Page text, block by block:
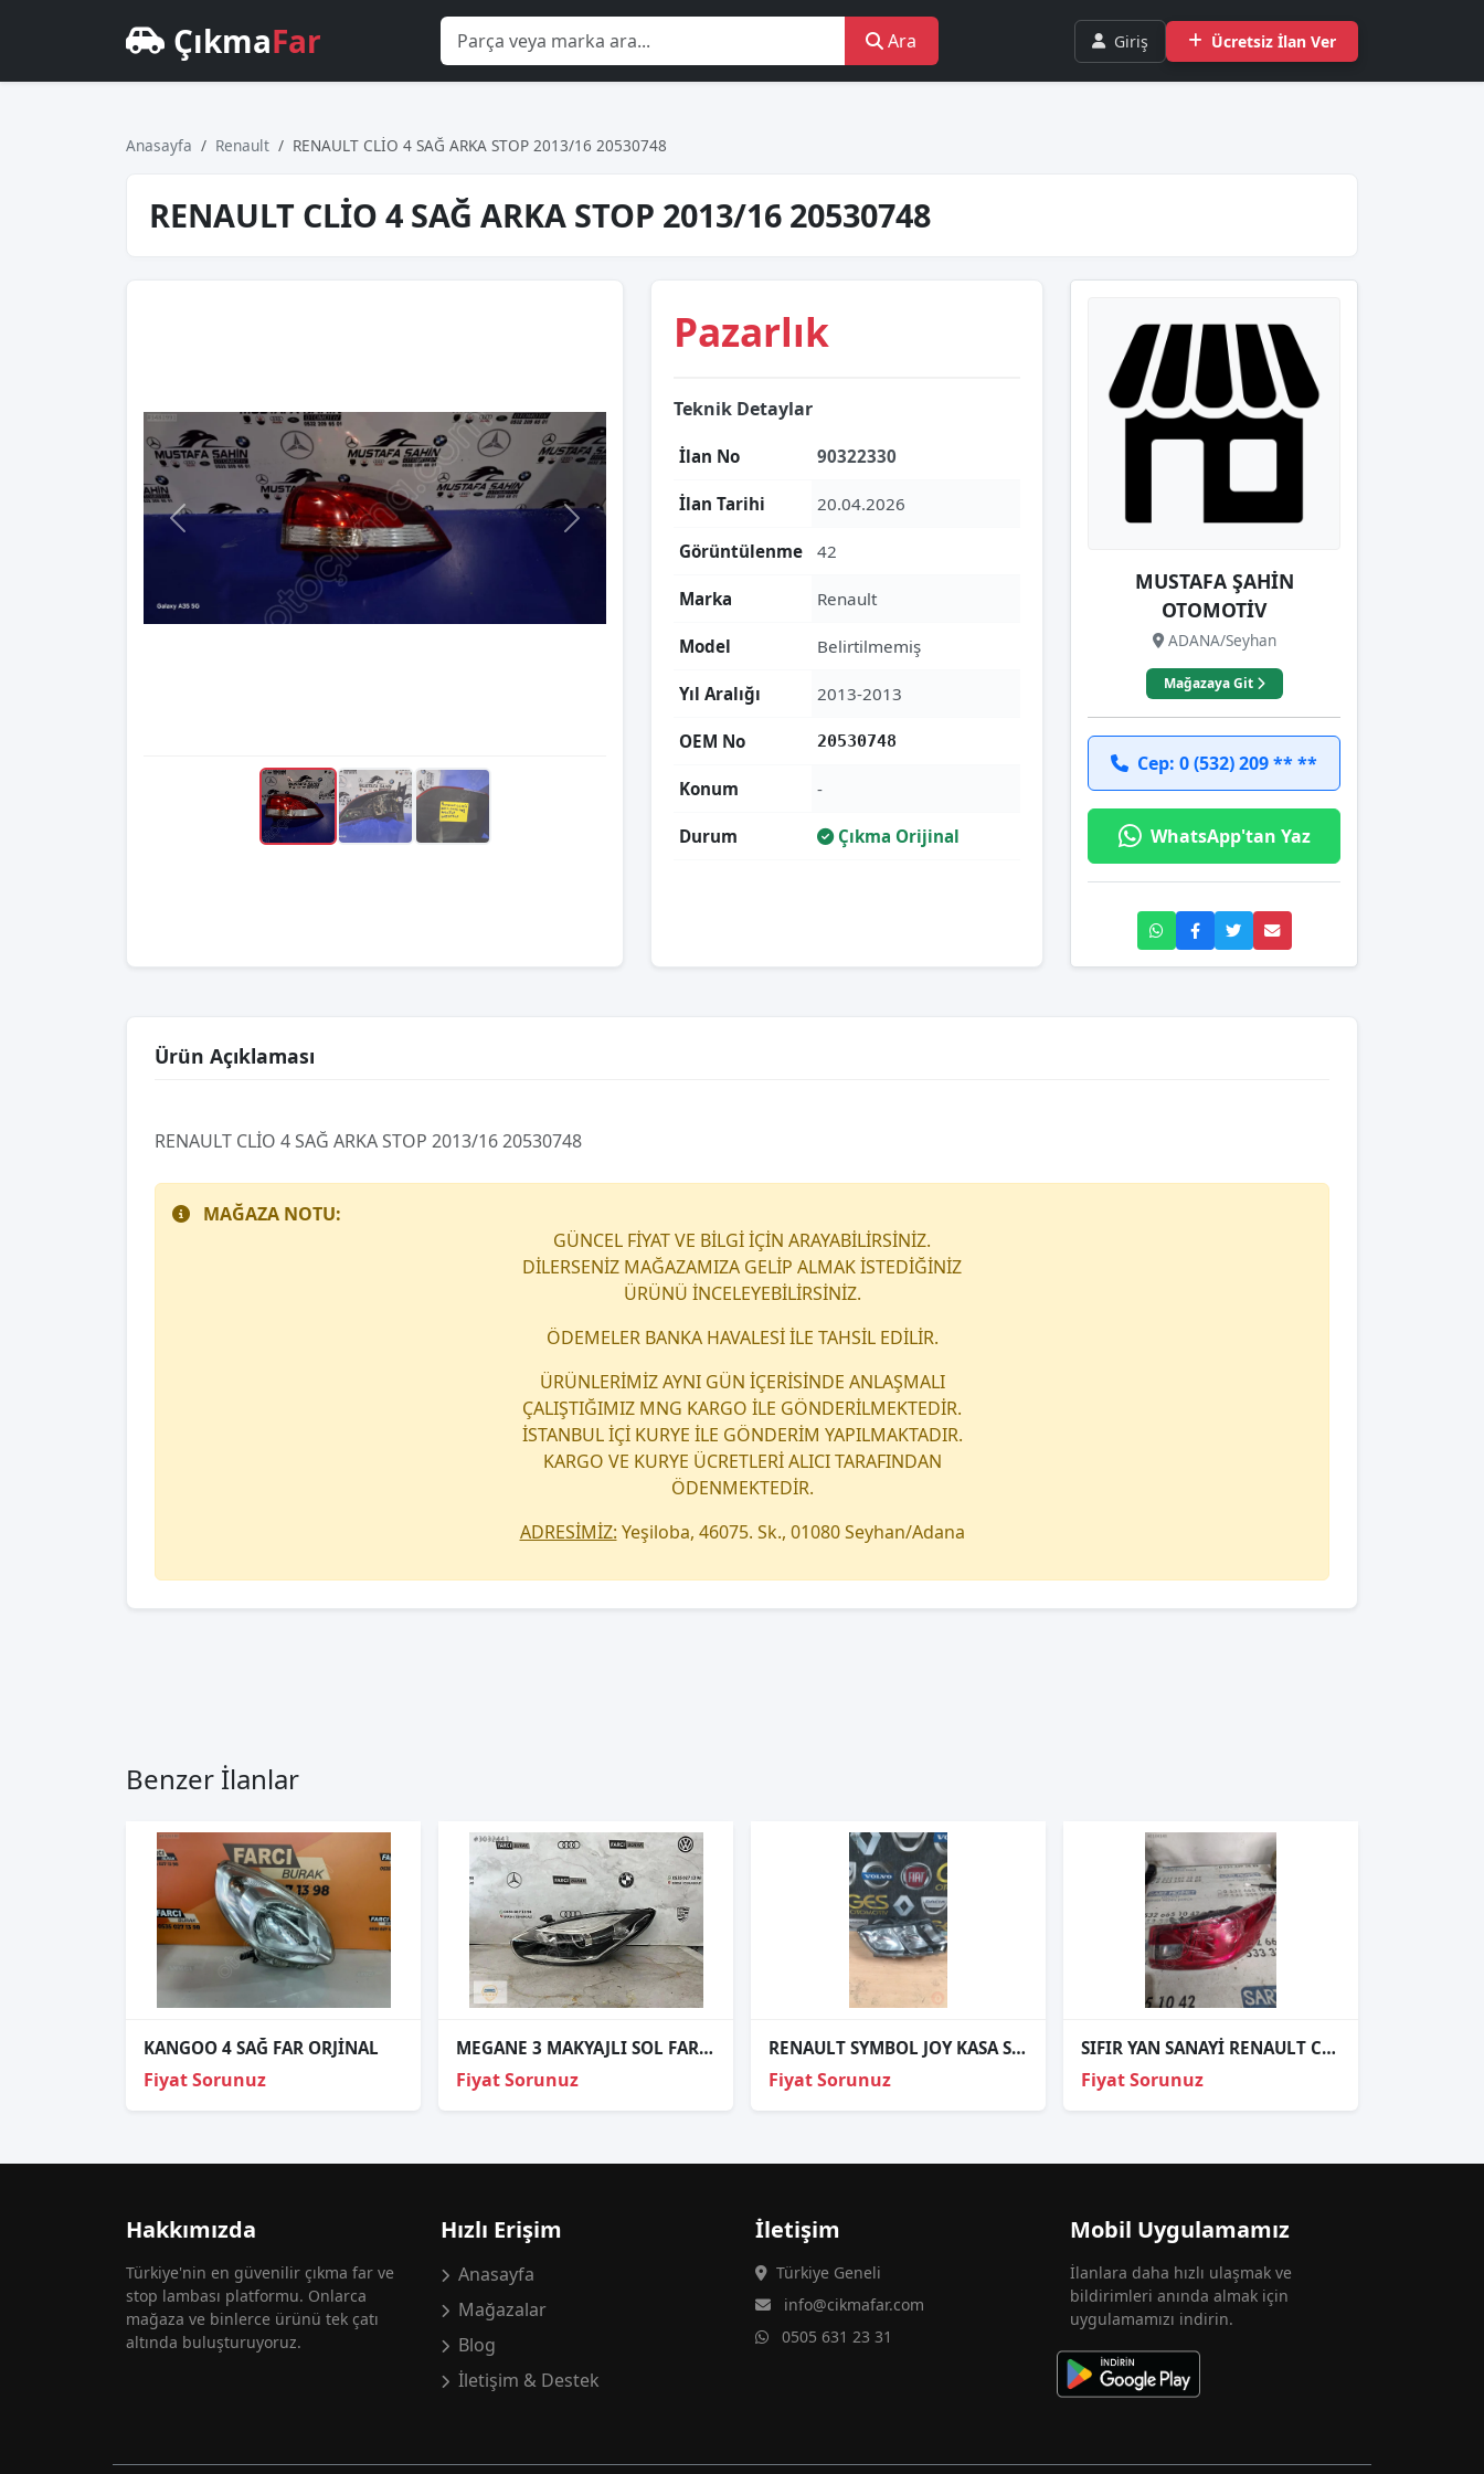
ÇıkmaFar Ara Giriş Ücretsiz İlan Ver
Anasayfa Renault RENAULT CLİO 4 SAĞ ARKA STOP 2013/16 20530748
RENAULT CLİO 4 SAĞ ARKA STOP 2013/16 20530748
Pazarlık
Teknik Detaylar
İlan No 90322330
İlan Tarihi 20.04.2026
Görüntülenme 42
Marka Renault
Model Belirtilmemiş
Yıl Aralığı 2013-2013
OEM No 20530748
Konum -
Durum Çıkma Orijinal
MUSTAFA ŞAHİN
OTOMOTİV
ADANA/Seyhan
Mağazaya Git
Cep: 0 (532) 209 ** **
WhatsApp'tan Yaz
Ürün Açıklaması
RENAULT CLİO 4 SAĞ ARKA STOP 2013/16 20530748
MAĞAZA NOTU:
GÜNCEL FİYAT VE BİLGİ İÇİN ARAYABİLİRSİNİZ.
DİLERSENİZ MAĞAZAMIZA GELİP ALMAK İSTEDİĞİNİZ
ÜRÜNÜ İNCELEYEBİLİRSİNİZ.
ÖDEMELER BANKA HAVALESİ İLE TAHSİL EDİLİR.
ÜRÜNLERİMİZ AYNI GÜN İÇERİSİNDE ANLAŞMALI
ÇALIŞTIĞIMIZ MNG KARGO İLE GÖNDERİLMEKTEDİR.
İSTANBUL İÇİ KURYE İLE GÖNDERİM YAPILMAKTADIR.
KARGO VE KURYE ÜCRETLERİ ALICI TARAFINDAN
ÖDENMEKTEDİR.
ADRESİMİZ: Yeşiloba, 46075. Sk., 01080 Seyhan/Adana
Benzer İlanlar
KANGOO 4 SAĞ FAR ORJİNAL
Fiyat Sorunuz
MEGANE 3 MAKYAJLI SOL FAR ORJİNAL
Fiyat Sorunuz
RENAULT SYMBOL JOY KASA SAĞ ÖN FAR ORJINAL ÇIKMA PARÇA
Fiyat Sorunuz
SIFIR YAN SANAYİ RENAULT CLİO 4 SAĞ DIŞ STOP
Fiyat Sorunuz
Hakkımızda
Türkiye'nin en güvenilir çıkma far ve
stop lambası platformu. Onlarca
mağaza ve binlerce ürünü tek çatı
altında buluşturuyoruz.
Hızlı Erişim
Anasayfa
Mağazalar
Blog
İletişim & Destek
İletişim
Türkiye Geneli
info@cikmafar.com
0505 631 23 31
Mobil Uygulamamız
İlanlara daha hızlı ulaşmak ve
bildirimleri anında almak için
uygulamamızı indirin.